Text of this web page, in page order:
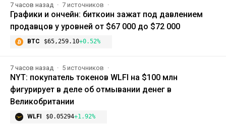
7 часов назад 7 источников
Графики и ончейн: биткоин зажат под давлением
продавцов у уровней от $67 000 до $72 000
BTC $65,259.10+0.52%
7 часов назад 5 источников
NYT: покупатель токенов WLFI на $100 млн
фигурирует в деле об отмывании денег в
Великобритании
WLFI $0.05294+1.92%